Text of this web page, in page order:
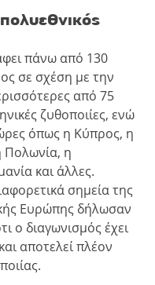
πάνω από 130
σε σχέση με την
από 75
ζυθοποιίες, ενώ
όπως η Κύπρος, η
Πολωνία, η
και άλλες.
σημεία της
Ευρώπης δήλωσαν
ο διαγωνισμός έχει
αποτελεί πλέον